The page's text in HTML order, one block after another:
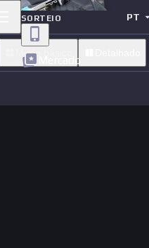
SORTEIO
Mercado
PT
Modo basico